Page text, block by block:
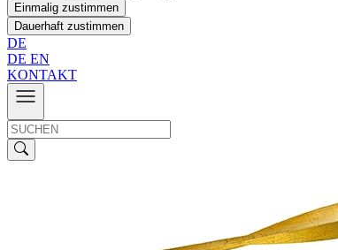
Einmalig zustimmen
Dauerhaft zustimmen
DE
DE EN
KONTAKT